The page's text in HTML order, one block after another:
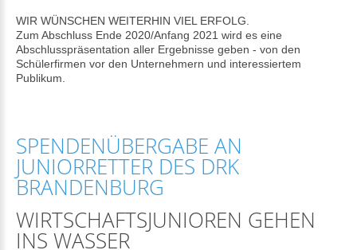
WIR WÜNSCHEN WEITERHIN VIEL ERFOLG.
Zum Abschluss Ende 2020/Anfang 2021 wird es eine
Abschlusspräsentation aller Ergebnisse geben - von den
Schülerfirmen vor den Unternehmern und interessiertem
Publikum.
SPENDENÜBERGABE AN
JUNIORRETTER DES DRK
BRANDENBURG
WIRTSCHAFTSJUNIOREN GEHEN
INS WASSER